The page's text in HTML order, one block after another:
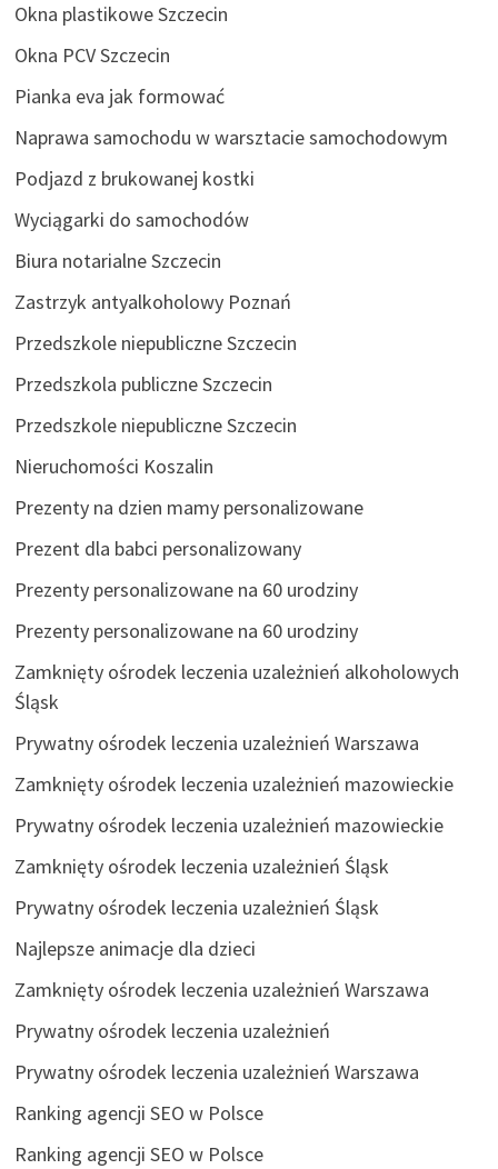
Okna plastikowe Szczecin
Okna PCV Szczecin
Pianka eva jak formować
Naprawa samochodu w warsztacie samochodowym
Podjazd z brukowanej kostki
Wyciągarki do samochodów
Biura notarialne Szczecin
Zastrzyk antyalkoholowy Poznań
Przedszkole niepubliczne Szczecin
Przedszkola publiczne Szczecin
Przedszkole niepubliczne Szczecin
Nieruchomości Koszalin
Prezenty na dzien mamy personalizowane
Prezent dla babci personalizowany
Prezenty personalizowane na 60 urodziny
Prezenty personalizowane na 60 urodziny
Zamknięty ośrodek leczenia uzależnień alkoholowych
Śląsk
Prywatny ośrodek leczenia uzależnień Warszawa
Zamknięty ośrodek leczenia uzależnień mazowieckie
Prywatny ośrodek leczenia uzależnień mazowieckie
Zamknięty ośrodek leczenia uzależnień Śląsk
Prywatny ośrodek leczenia uzależnień Śląsk
Najlepsze animacje dla dzieci
Zamknięty ośrodek leczenia uzależnień Warszawa
Prywatny ośrodek leczenia uzależnień
Prywatny ośrodek leczenia uzależnień Warszawa
Ranking agencji SEO w Polsce
Ranking agencji SEO w Polsce